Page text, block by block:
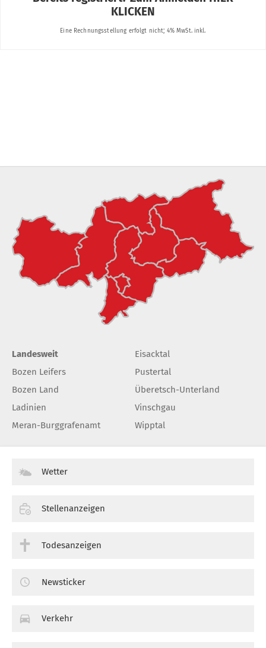
Landesweit
Bozen Leifers
Bozen Land
Ladinien
Meran-Burggrafenamt
Eisacktal
Pustertal
Überetsch-Unterland
Vinschgau
Wipptal
Wetter
Stellenanzeigen
Todesanzeigen
Newsticker
Verkehr